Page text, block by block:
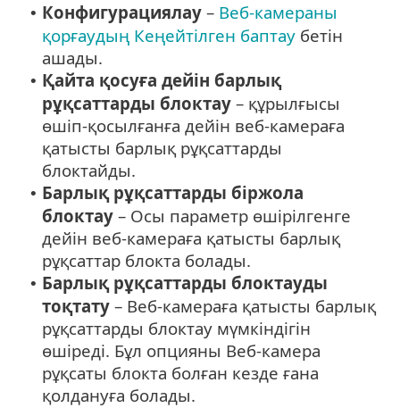
• Конфигурациялау – Веб-камераны
қорғаудың Кеңейтілген баптау бетін
ашады.
• Қайта қосуға дейін барлық
рұқсаттарды блоктау – құрылғысы
өшіп-қосылғанға дейін веб-камераға
қатысты барлық рұқсаттарды
блоктайды.
• Барлық рұқсаттарды біржола
блоктау – Осы параметр өшірілгенге
дейін веб-камераға қатысты барлық
рұқсаттар блокта болады.
• Барлық рұқсаттарды блоктауды
тоқтату – Веб-камераға қатысты барлық
рұқсаттарды блоктау мүмкіндігін
өшіреді. Бұл опцияны Веб-камера
рұқсаты блокта болған кезде ғана
қолдануға болады.